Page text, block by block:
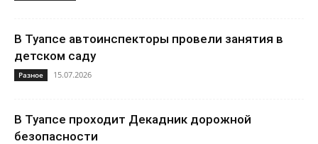
В Туапсе автоинспекторы провели занятия в
детском саду
Разное 15.07.2026
В Туапсе проходит Декадник дорожной
безопасности